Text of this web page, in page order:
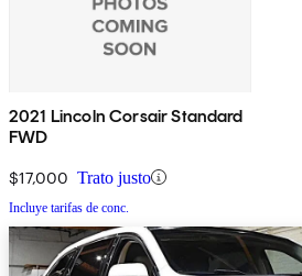
2021 Lincoln Corsair Standard
FWD
$17,000 Trato justo
Incluye tarifas de conc.